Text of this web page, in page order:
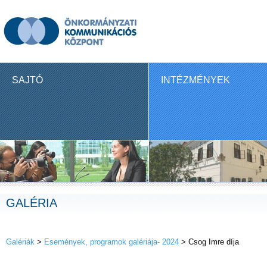
SAJTÓ INTÉZMÉNYEK
GALÉRIA
Galériák > Események, programok galériája- 2024 > Csog Imre díja